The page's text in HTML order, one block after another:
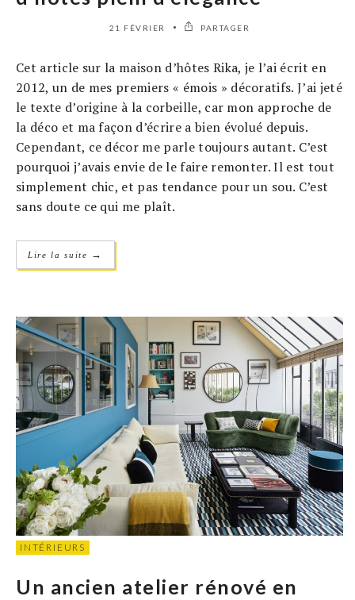
21 FÉVRIER PARTAGER
Cet article sur la maison d’hôtes Rika, je l’ai écrit en
2012, un de mes premiers « émois » décoratifs. J’ai jeté
le texte d’origine à la corbeille, car mon approche de
la déco et ma façon d’écrire a bien évolué depuis.
Cependant, ce décor me parle toujours autant. C’est
pourquoi j’avais envie de le faire remonter. Il est tout
simplement chic, et pas tendance pour un sou. C’est
sans doute ce qui me plaît.
Lire la suite →
INTÉRIEURS
Un ancien atelier rénové en